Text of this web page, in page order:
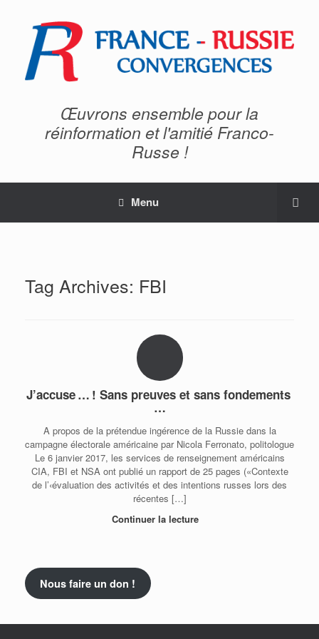
Œuvrons ensemble pour la
réinformation et l'amitié Franco-
Russe !
Menu
Tag Archives: FBI
J’accuse … ! Sans preuves et sans fondements
…
A propos de la prétendue ingérence de la Russie dans la
campagne électorale américaine par Nicola Ferronato, politologue
Le 6 janvier 2017, les services de renseignement américains
CIA, FBI et NSA ont publié un rapport de 25 pages («Contexte
de l’‹évaluation des activités et des intentions russes lors des
récentes […]
Continuer la lecture
Nous faire un don !